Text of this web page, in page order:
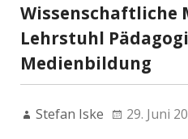
Lehrstuhl
Medienbildung
Stefan Iske 29. Juni